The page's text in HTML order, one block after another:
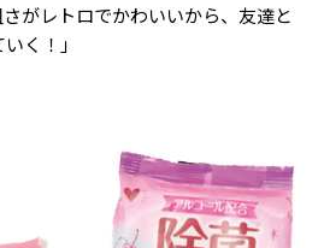
がレトロでかわいいから、友達と
く！」